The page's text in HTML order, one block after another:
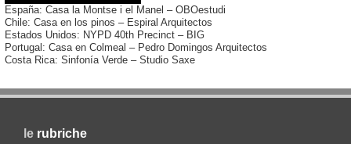
España: Casa la Montse i el Manel – OBOestudi
Chile: Casa en los pinos – Espiral Arquitectos
Estados Unidos: NYPD 40th Precinct – BIG
Portugal: Casa en Colmeal – Pedro Domingos Arquitectos
Costa Rica: Sinfonía Verde – Studio Saxe
le rubriche